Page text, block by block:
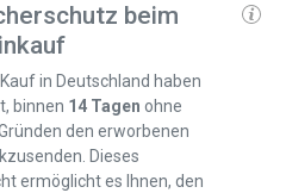
beim
in Deutschland haben
binnen 14 Tagen ohne
den erworbenen
Dieses
ermöglicht es Ihnen, den